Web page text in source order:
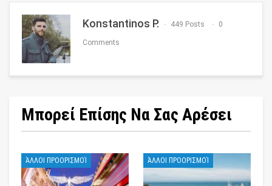
Konstantinos P. 449 Posts 0
Comments
Μπορεί Επίσης Να Σας Αρέσει
ΆΛΛΟΙ ΠΡΟΟΡΙΣΜΟΊ ΆΛΛΟΙ ΠΡΟΟΡΙΣΜΟΊ